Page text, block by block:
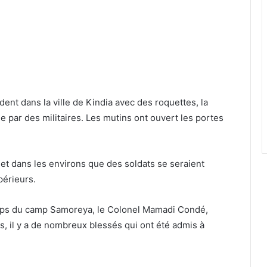
dans la ville de Kindia avec des roquettes, la
par des militaires. Les mutins ont ouvert les portes
dans les environs que des soldats se seraient
du camp Samoreya, le Colonel Mamadi Condé,
il y a de nombreux blessés qui ont été admis à